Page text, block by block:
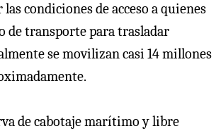
condiciones de acceso a quienes
de transporte para trasladar
se movilizan casi 14 millones
de cabotaje marítimo y libre